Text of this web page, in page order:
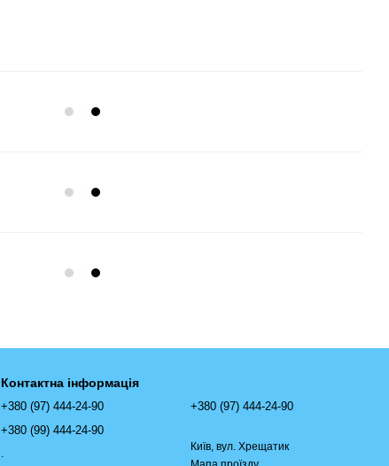
Контактна інформація
+380 (97) 444-24-90
+380 (99) 444-24-90
.
+380 (97) 444-24-90
Київ, вул. Хрещатик